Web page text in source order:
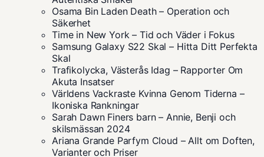
Osama Bin Laden Death – Operation och
Säkerhet
Time in New York – Tid och Väder i Fokus
Samsung Galaxy S22 Skal – Hitta Ditt Perfekta
Skal
Trafikolycka, Västerås Idag – Rapporter Om
Akuta Insatser
Världens Vackraste Kvinna Genom Tiderna –
Ikoniska Rankningar
Sarah Dawn Finers barn – Annie, Benji och
skilsmässan 2024
Ariana Grande Parfym Cloud – Allt om Doften,
Varianter och Priser